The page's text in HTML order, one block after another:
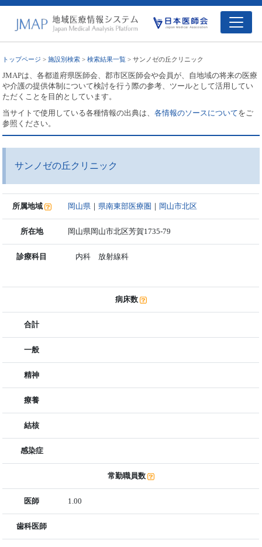
トップページ >施設別検索 >検索結果一覧 > サンノゼの丘クリニック
JMAPは、各都道府県医師会、郡市区医師会や会員が、自地域の将来の医療
や介護の提供体制について検討を行う際の参考、ツールとして活用してい
ただくことを目的としています。
当サイトで使用している各種情報の出典は、各情報のソースについてをご
参照ください。
サンノゼの丘クリニック
所属地域 岡山県 ｜ 県南東部医療圏 ｜ 岡山市北区
所在地 岡山県岡山市北区芳賀1735-79
診療科目 内科 放射線科
病床数
合計
一般
精神
療養
結核
感染症
常勤職員数
医師 1.00
歯科医師